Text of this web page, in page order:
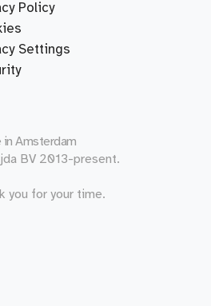
Policy
Settings
in Amsterdam
BV 2013-present.
you for your time.